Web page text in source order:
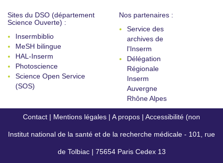
Sites du DSO (département
Science Ouverte) :
Insermbiblio
MeSH bilingue
HAL-Inserm
Photoscience
Science Open Service
(SOS)
Nos partenaires :
Service des
archives de
l'Inserm
Délégation
Régionale
Inserm
Auvergne
Rhône Alpes
Contact | Mentions légales | A propos | Accessibilité (non
conforme)
Institut national de la santé et de la recherche médicale - 101, rue
de Tolbiac | 75654 Paris Cedex 13